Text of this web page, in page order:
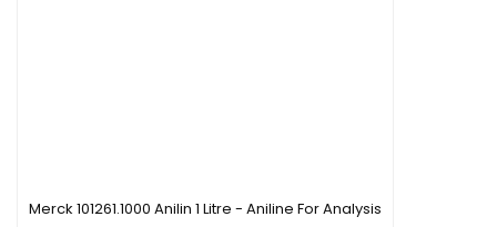
Merck 101261.1000 Anilin 1 Litre - Aniline For Analysis